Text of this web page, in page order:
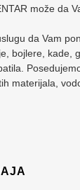
može da
da Vam
bojlere, kade,
materijala,